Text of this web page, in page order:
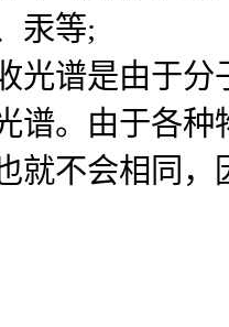
汞等;
光谱是由于
谱。由于各
就不会相同